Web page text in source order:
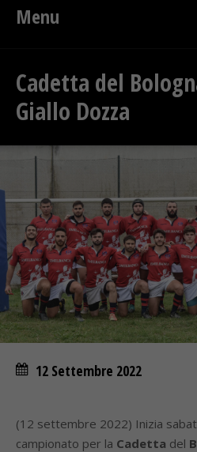
Menu
Cadetta del
Giallo Dozza
12 Settembre 2022
(12 settembre 2022) Inizia
campionato per la Cadetta del